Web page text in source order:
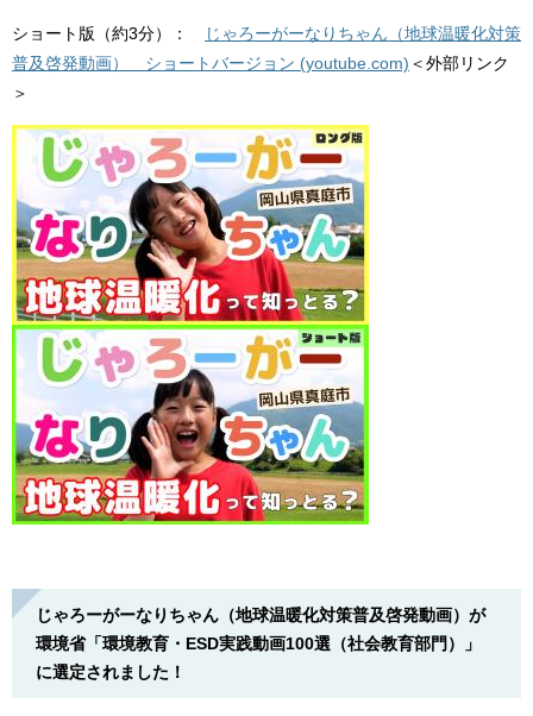
ショート版（約3分）：
じゃろーがーなりちゃん（地球温暖化対策
普及啓発動画） ショートバージョン (youtube.com) ＜外部リンク
＞
じゃろーがーなりちゃん（地球温暖化対策普及啓発動画）が
環境省「環境教育・ESD実践動画100選（社会教育部門）」
に選定されました！